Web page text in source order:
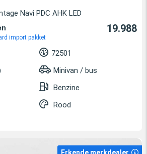
Navi PDC AHK LED
import pakket
19.988
72501
Minivan / bus
Benzine
Rood
Erkende merkdealer